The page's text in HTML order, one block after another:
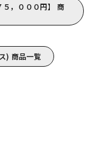
，０００円】 商
) 商品一覧